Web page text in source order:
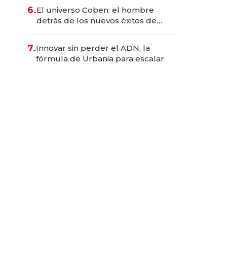
6.El universo Coben: el hombre
detrás de los nuevos éxitos de
7.Innovar sin perder el ADN, la
fórmula de Urbania para escalar